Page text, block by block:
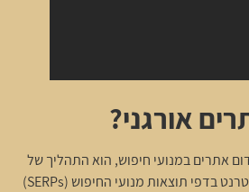
אורגני?
אתרים במנועי חיפוש, הוא התהליך של
שיפור הנראות של אתר אינטרנט בדפי תוצאות מנועי החיפוש (SERPs)